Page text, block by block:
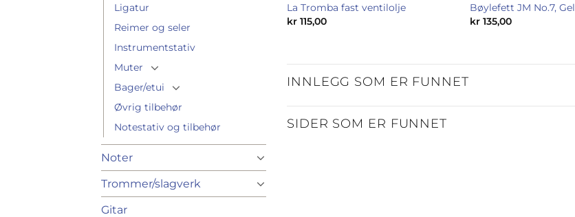
Ligatur
Reimer og seler
Instrumentstativ
Muter
Bager/etui
Øvrig tilbehør
Notestativ og tilbehør
Noter
Trommer/slagverk
Gitar
La Tromba fast ventilolje
kr115,00
Bøylefett JM No.7, Gel
kr 135,00
INNLEGG SOM ER FUNNET
SIDER SOM ER FUNNET